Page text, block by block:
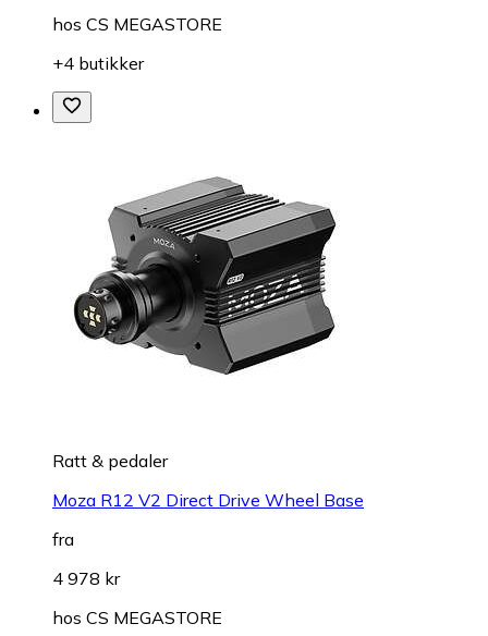
hos CS MEGASTORE
+4 butikker
Ratt & pedaler
Moza R12 V2 Direct Drive Wheel Base
fra
4 978 kr
hos CS MEGASTORE